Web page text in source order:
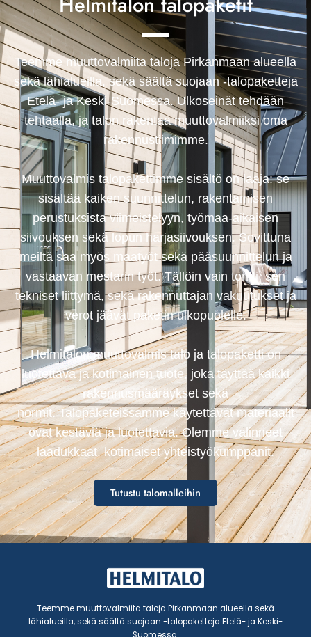
Teemme muuttovalmiita taloja Pirkanmaan alueella
sekä lähialueilla, sekä säältä suojaan -talopaketteja
Etelä- ja Keski-Suomessa. Ulkoseinät tehdään
tehtaalla, ja talon rakentaa muuttovalmiiksi oma
rakennustiimimme.
Muuttovalmis talopakettimme sisältö on laaja: se
sisältää kaiken suunnittelun, rakentamisen
perustuksista viimeistelyyn, työmaa-aikaisen
siivouksen sekä lopun harjasiivouksen. Sovittuna
meiltä saa myös maatyöt sekä pääsuunnittelun ja
vastaavan mestarin työt. Tällöin vain tontti, sen
tekniset liittymä, sekä rakennuttajan vakuutukset ja
verot jäävät paketin ulkopuolelle.
Helmitalon muuttovalmis talo ja talopaketti on
luotettava ja kotimainen tuote, joka täyttää kaikki
rakennusmääräykset sekä
normit. Talopaketeissamme käytettävät materiaalit
ovat kestäviä ja luotettavia. Olemme valinneet
laadukkaat, kotimaiset yhteistyökumppanit.
Tutustu talomalleihin
Teemme muuttovalmiita taloja Pirkanmaan alueella sekä
lähialueilla, sekä säältä suojaan -talopaketteja Etelä- ja Keski-